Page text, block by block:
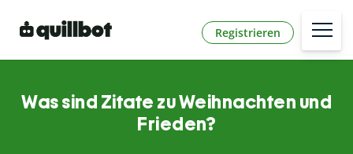
Registrieren
Was sind Zitate zu Weihnachten und
Frieden?